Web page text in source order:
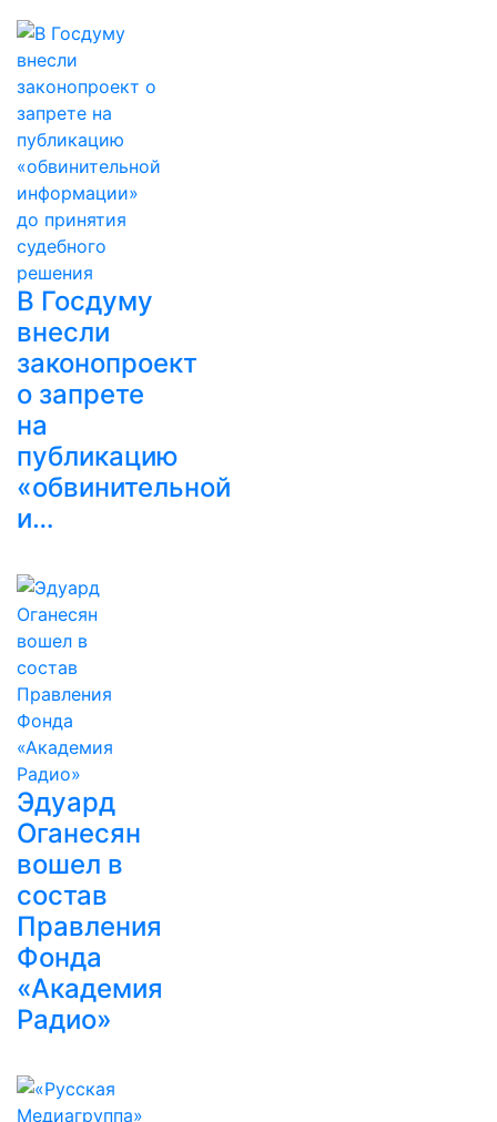
В Госдуму
внесли
законопроект
о запрете
на
публикацию
«обвинительной
и…
Эдуард
Оганесян
вошел в
состав
Правления
Фонда
«Академия
Радио»